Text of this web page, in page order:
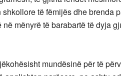
të fëmijës dhe brenda
mënyrë të barabartë të dyja
mundësinë për të